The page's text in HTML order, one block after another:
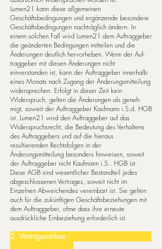
Lumen21 kann diese allgemeinen
Geschäftsbedingungen und ergänzende besondere
Geschäftsbedingungen nachträglich ändern. In
einem solchen Fall wird Lumen21 dem Auftraggeber
die geänderten Bedingungen mitteilen und die
Änderungen deutlich hervorheben. Wenn der Auf­
trag­ge­ber mit diesen Änderungen nicht
einverstanden ist, kann der Auftraggeber in­ner­halb
eines Monats nach Zugang der Änderungsmitteilung
widersprechen. Erfolgt in dieser Zeit kein
Widerspruch, gelten die Änderungen als ge­neh­
migt, so­weit der Auf­trag­ge­ber Kauf­mann i.S.d. HGB
ist. Lumen21 wird den Auf­trag­ge­ber auf das
Widerspruchsrecht, die Be­deu­tung des Ver­hal­tens
des Auf­trag­ge­bers und auf die hie­raus
resultierenden Rechtsfolgen in der
Änderungsmitteilung besonders hin­wei­sen, so­weit
der Auf­trag­ge­ber nicht Kauf­mann i.S.. HGB ist.
Diese AGB sind wesentlicher Bestandteil jedes
abgeschlossenen Vertrages, soweit nicht im
Einzelnen Abweichendes vereinbart ist. Sie gel­ten
auch für die zukünftigen Ge­schäfts­beziehungen mit
dem Auftraggeber, ohne dass ihre erneute
ausdrückliche Einbeziehung erforderlich ist.
2. Vertragsschluss